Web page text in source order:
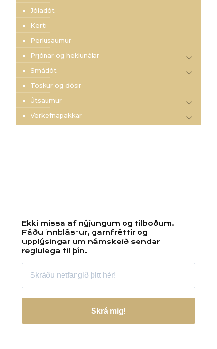
Jóladót
Kerti
Perlusaumur
Prjónar og heklunálar
Smádót
Töskur og dósir
Útsaumur
Verkefnapakkar
Ekki missa af nýjungum og tilboðum.
Fáðu innblástur, garnfréttir og
upplýsingar um námskeið sendar
reglulega til þín.
Skrá mig!